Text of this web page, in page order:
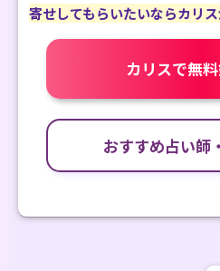
寄せしてもらいたいならカリス
カリスで無
おすすめ占い師